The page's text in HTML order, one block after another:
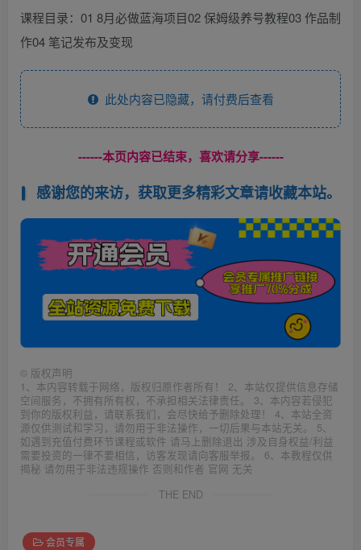
课程目录：01 8月必做蓝海项目02 保姆级养号教程03 作品制
作04 笔记发布及变现
此处内容已隐藏，请付费后查看
------本页内容已结束，喜欢请分享------
感谢您的来访，获取更多精彩文章请收藏本站。
© 版权声明
1、本内容转载于网络，版权归原作者所有！ 2、本站仅提供信息存储
空间服务，不拥有所有权，不承担相关法律责任。 3、本内容若侵犯
到你的版权利益，请联系我们，会尽快给予删除处理！ 4、本站全资
源仅供测试和学习，请勿用于非法操作，一切后果与本站无关。 5、
如遇到充值付费环节课程或软件 请马上删除退出 涉及自身权益/利益
需要投资的一律不要相信，访客发现请向客服举报。 6、本教程仅供
揭秘 请勿用于非法违规操作 否则和作者 官网 无关
THE END
会员专属